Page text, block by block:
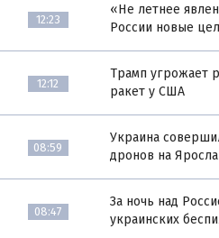
12:23
«Не летнее
России новые
12:12
Трамп угрожает
ракет у США
08:59
Украина
дронов на
08:47
За ночь над
украинских